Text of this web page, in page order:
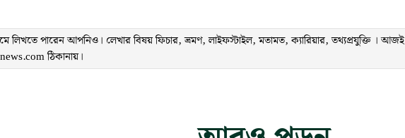
লিখতে পারেন আপনিও। লেখার বিষয় ফিচার, ভ্রমণ, লাইফস্টাইল, মতামত, ক্যারিয়ার, তথ্যপ্রযুক্তি । আজই
ঠিকানায়।